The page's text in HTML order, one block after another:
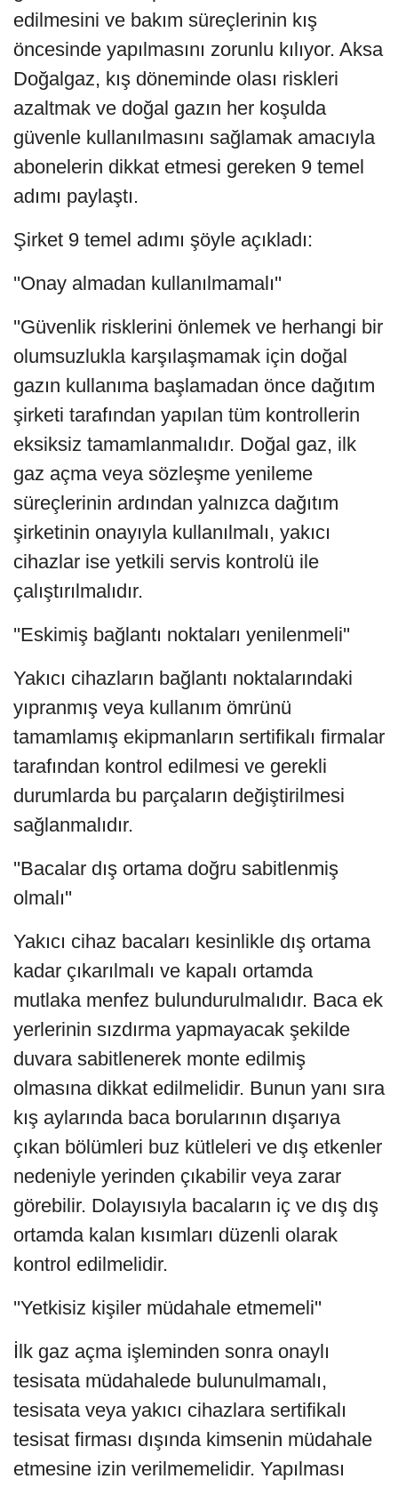
edilmesini ve bakım süreçlerinin kış
öncesinde yapılmasını zorunlu kılıyor. Aksa
Doğalgaz, kış döneminde olası riskleri
azaltmak ve doğal gazın her koşulda
güvenle kullanılmasını sağlamak amacıyla
abonelerin dikkat etmesi gereken 9 temel
adımı paylaştı.
Şirket 9 temel adımı şöyle açıkladı:
''Onay almadan kullanılmamalı''
''Güvenlik risklerini önlemek ve herhangi bir
olumsuzlukla karşılaşmamak için doğal
gazın kullanıma başlamadan önce dağıtım
şirketi tarafından yapılan tüm kontrollerin
eksiksiz tamamlanmalıdır. Doğal gaz, ilk
gaz açma veya sözleşme yenileme
süreçlerinin ardından yalnızca dağıtım
şirketinin onayıyla kullanılmalı, yakıcı
cihazlar ise yetkili servis kontrolü ile
çalıştırılmalıdır.
''Eskimiş bağlantı noktaları yenilenmeli''
Yakıcı cihazların bağlantı noktalarındaki
yıpranmış veya kullanım ömrünü
tamamlamış ekipmanların sertifikalı firmalar
tarafından kontrol edilmesi ve gerekli
durumlarda bu parçaların değiştirilmesi
sağlanmalıdır.
''Bacalar dış ortama doğru sabitlenmiş
olmalı''
Yakıcı cihaz bacaları kesinlikle dış ortama
kadar çıkarılmalı ve kapalı ortamda
mutlaka menfez bulundurulmalıdır. Baca ek
yerlerinin sızdırma yapmayacak şekilde
duvara sabitlenerek monte edilmiş
olmasına dikkat edilmelidir. Bunun yanı sıra
kış aylarında baca borularının dışarıya
çıkan bölümleri buz kütleleri ve dış etkenler
nedeniyle yerinden çıkabilir veya zarar
görebilir. Dolayısıyla bacaların iç ve dış dış
ortamda kalan kısımları düzenli olarak
kontrol edilmelidir.
''Yetkisiz kişiler müdahale etmemeli''
İlk gaz açma işleminden sonra onaylı
tesisata müdahalede bulunulmamalı,
tesisata veya yakıcı cihazlara sertifikalı
tesisat firması dışında kimsenin müdahale
etmesine izin verilmemelidir. Yapılması